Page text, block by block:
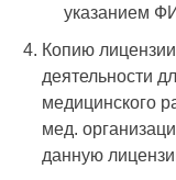
указанием
Копию
деятельности
медицинского
мед.
данную